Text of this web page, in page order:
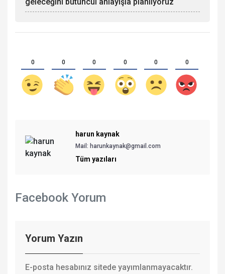
0 0 0 0 0 0
harun kaynak
Mail: harunkaynak@gmail.com
Tüm yazıları
Facebook Yorum
Yorum Yazın
E-posta hesabınız sitede yayımlanmayacaktır.